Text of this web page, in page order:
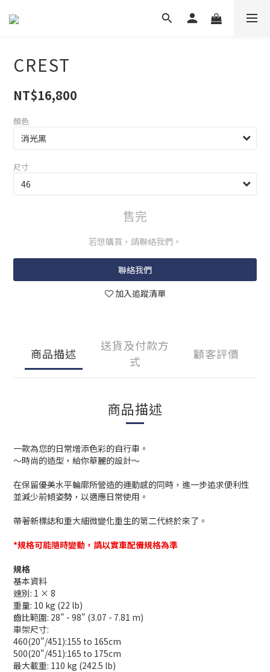
CREST
NT$16,800
顏色
尺寸
售完
若想購買，請聯絡我們。
聯絡我們
加入追蹤清單
商品描述
送貨及付款方
式
顧客評價
商品描述
一款為您的日常增添色彩的自行車。
～時尚的造型，給你華麗的設計～
在保留優美水平輪廓所營造的運動感的同時，進一步追求便利性
並減少前傾姿勢，以適應日常使用。
帶著新標誌和重大細微變化重生的第二代終於來了。
*規格可能隨時變動，請以實車配備規格為準
規格
基本資料
速別: 1 × 8
重量: 10 kg (22 lb)
齒比範圍: 28" - 98" (3.07 - 7.81 m)
車架尺寸:
460(20"/451):155 to 165cm
500(20"/451):165 to 175cm
最大載重: 110 kg (242.5 lb)